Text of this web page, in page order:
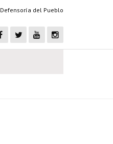
Defensoría del Pueblo